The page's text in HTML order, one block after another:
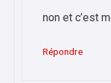
non et c’est
Répondre